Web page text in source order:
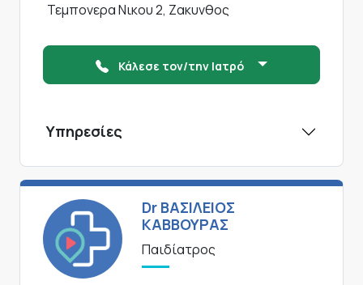
Τεμπονερα Νικου 2, Ζακυνθος
Κάλεσε τον/την Ιατρό
Υπηρεσίες
Dr ΒΑΣΙΛΕΙΟΣ
ΚΑΒΒΟΥΡΑΣ
Παιδίατρος